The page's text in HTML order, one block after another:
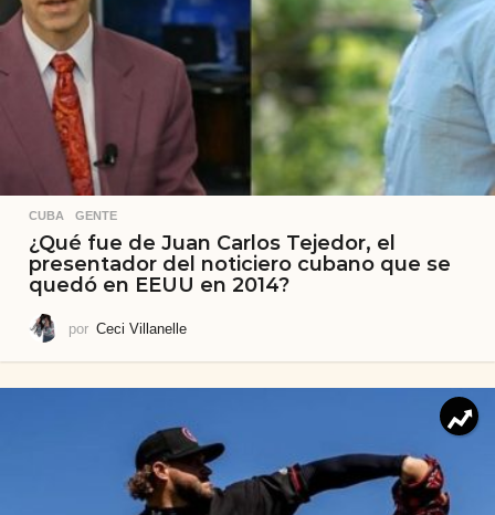
CUBA ,GENTE
¿Qué fue de Juan Carlos Tejedor, el
presentador del noticiero cubano que se
quedó en EEUU en 2014?
por Ceci Villanelle